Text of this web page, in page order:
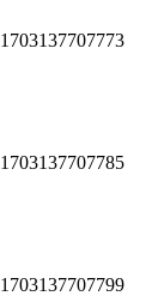
1703137707773
1703137707785
1703137707799